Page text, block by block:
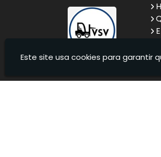
Locação de Empilhadeira 25 ton
Este site usa cookies para garantir